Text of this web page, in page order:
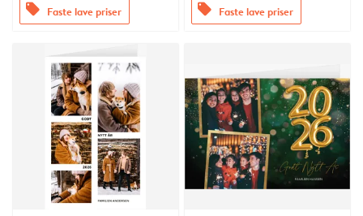
offers Faste lave priser offers Faste lave priser